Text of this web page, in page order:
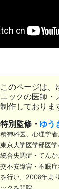
このページは、
ニックの医師・
制作しておりま
特別監修・ ゆう
精神科医、心理学者
東京大学医学部医学
統合失調症・てん
交不安障害・不眠
を行い、2008年よ